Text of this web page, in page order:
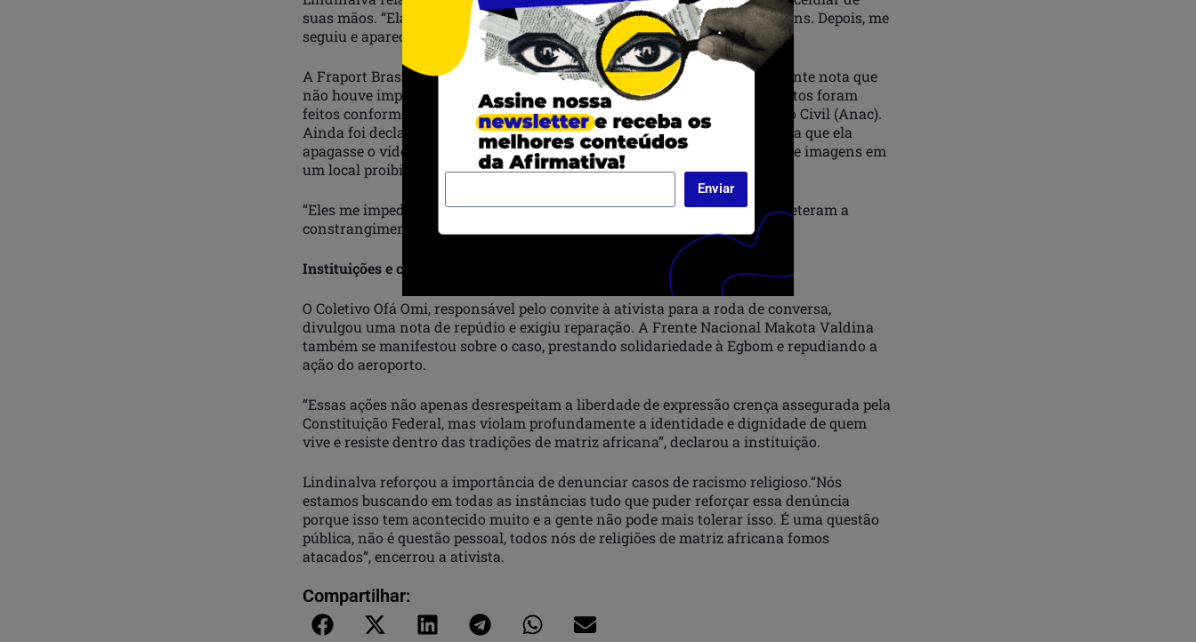
suas mãos. “Ela pediu que eu entregasse meu celular e apagasse as imagens. Depois, me
seguiu e apareceu com dois agentes da Polícia Federal.”
A Fraport Brasil, concessionária reguladora do Aeroporto, afirmou mediante nota que
não houve impedimento ao embarque da passageira e que os procedimentos foram
feitos conforme as normas de segurança da Agência Nacional de Aviação Civil (Anac).
Ainda foi declarado que a abordagem da Polícia Federal foi solicitada para que ela
apagasse o vídeo antes de seguir viagem, pois a passageira fez registros de imagens em
um local proibido.
“Eles me impediram de embarcar no meu horário normal e eles me submeteram a
constrangimento público antes do meu embarque”, rebateu a passageira.
Instituições e coletivos do movimento negro prestaram apoio a ativista
O Coletivo Ofá Omi, responsável pelo convite à ativista para a roda de conversa,
divulgou uma nota de repúdio e exigiu reparação. A Frente Nacional Makota Valdina
também se manifestou sobre o caso, prestando solidariedade à Egbom e repudiando a
ação do aeroporto.
“Essas ações não apenas desrespeitam a liberdade de expressão crença assegurada pela
Constituição Federal, mas violam profundamente a identidade e dignidade de quem
vive e resiste dentro das tradições de matriz africana”, declarou a instituição.
Lindinalva reforçou a importância de denunciar casos de racismo religioso.“Nós
estamos buscando em todas as instâncias tudo que puder reforçar essa denúncia
porque isso tem acontecido muito e a gente não pode mais tolerar isso. É uma questão
pública, não é questão pessoal, todos nós de religiões de matriz africana fomos
atacados”, encerrou a ativista.
Compartilhar:
Enviar